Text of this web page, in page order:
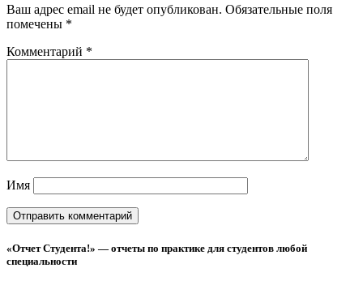
Ваш адрес email не будет опубликован. Обязательные поля
помечены *
Комментарий *
Имя
«Отчет Студента!» — отчеты по практике для студентов любой
специальности